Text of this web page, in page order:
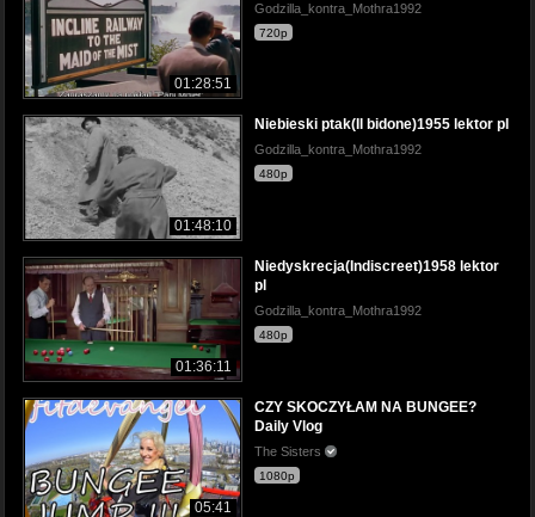
01:28:51
Godzilla_kontra_Mothra1992
720p
01:48:10
Niebieski ptak(Il bidone)1955 lektor pl
Godzilla_kontra_Mothra1992
480p
01:36:11
Niedyskrecja(Indiscreet)1958 lektor
pl
Godzilla_kontra_Mothra1992
480p
05:41
CZY SKOCZYŁAM NA BUNGEE?
Daily Vlog
The Sisters
1080p